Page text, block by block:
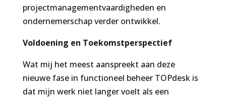
projectmanagementvaardigheden en
ondernemerschap verder ontwikkel.
Voldoening en Toekomstperspectief
Wat mij het meest aanspreekt aan deze
nieuwe fase in functioneel beheer TOPdesk is
dat mijn werk niet langer voelt als een